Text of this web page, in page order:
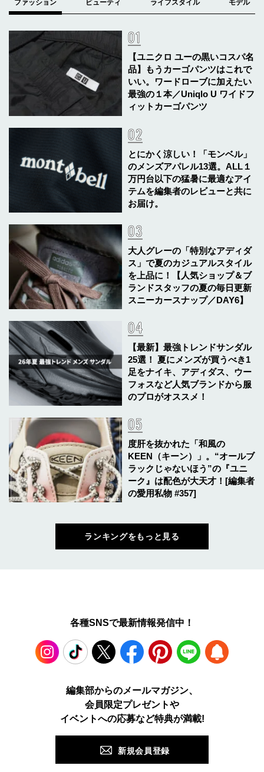
【ユニクロ ユーの黒いコスパ名
品】もうカーゴパンツはこれで
いい。ワードローブに加えたい
最強の１本／Uniqlo U ワイドフ
ィットカーゴパンツ
とにかく涼しい！「モンベル」
のメンズアパレル13選。ALL１
万円台以下の猛暑に最適なアイ
テムを編集者のレビューと共に
お届け。
大人グレーの「特別なアディダ
ス」で夏のカジュアルスタイル
を上品に！【人気ショップ＆ブ
ランドスタッフの夏の毎日更新
スニーカースナップ／DAY6】
【最新】最強トレンドサンダル
25選！ 夏にメンズが買うべき1
足をナイキ、アディダス、ウー
フォスなど人気ブランドから服
のプロがオススメ！
度肝を抜かれた「和風の
KEEN（キーン）」。“オールブ
ラックじゃないほう”の『ユニ
ーク』は配色が大天才！[編集者
の愛用私物 #357]
ランキングをもっと見る
各種SNSで最新情報発信中！
TikTok Facebook Pinterest LINE
編集部からのメールマガジン、
会員限定プレゼントや
イベントへの応募など特典が満載!
新規会員登録